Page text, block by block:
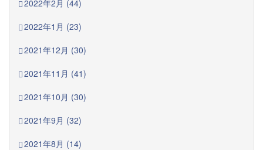
2022年2月 (44)
2022年1月 (23)
2021年12月 (30)
2021年11月 (41)
2021年10月 (30)
2021年9月 (32)
2021年8月 (14)